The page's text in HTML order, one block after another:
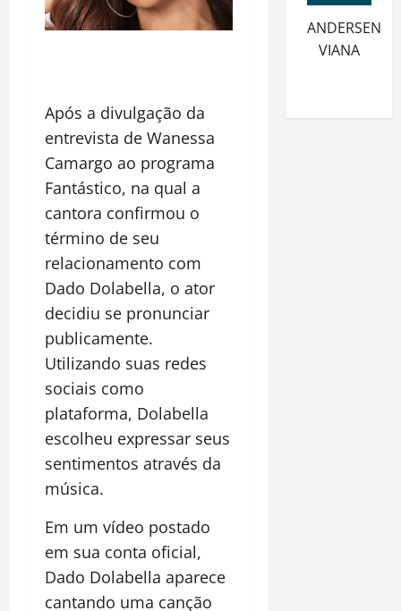
Após a divulgação da
entrevista de Wanessa
Camargo ao programa
Fantástico, na qual a
cantora confirmou o
término de seu
relacionamento com
Dado Dolabella, o ator
decidiu se pronunciar
publicamente.
Utilizando suas redes
sociais como
plataforma, Dolabella
escolheu expressar seus
sentimentos através da
música.
Em um vídeo postado
em sua conta oficial,
Dado Dolabella aparece
cantando uma canção
ANDERSEN
VIANA